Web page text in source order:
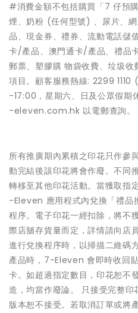
#消費金額不包括購買「7 仔預
煙、奶粉 (任何型號) 、尿片、
品、現金券、禮券、流動電話儲
卡/產品、澳門通卡/產品、禮品
郵票、塑膠購 物袋收費、垃圾
項目。顧客服務熱線: 2299
-17:00，星期六、日及公眾假
-eleven.com.hk 以電郵查詢。
所有推廣期內累積之印花只作參
動完結後該印花將會作廢。不同
轉移至其他印花活動。當獲取指
-Eleven 應用程式內兌換「禮品
程序。電子印花一經扣除，將不
際店舖存貨量而定，詳情請向
進行兌換程序時，以掃描二維碼
產品時，7-Eleven 會即時收回
卡。如超過指定數目，印花恕不
造，均當作廢論。 只接受完整
版本恕不接受。若取消訂單或將